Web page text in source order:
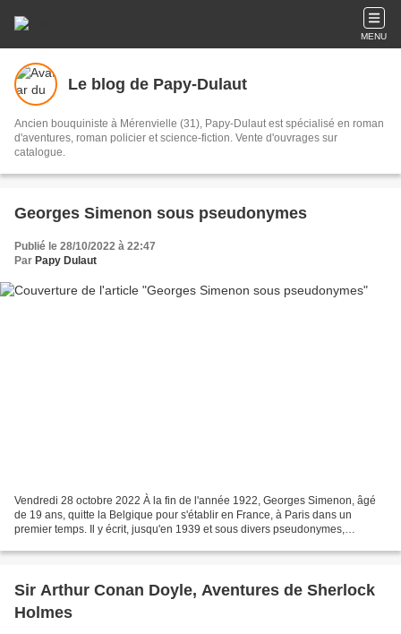
MENU
Le blog de Papy-Dulaut
Ancien bouquiniste à Mérenvielle (31), Papy-Dulaut est spécialisé en roman
d'aventures, roman policier et science-fiction. Vente d'ouvrages sur
catalogue.
Georges Simenon sous pseudonymes
Publié le 28/10/2022 à 22:47
Par Papy Dulaut
Vendredi 28 octobre 2022 À la fin de l'année 1922, Georges Simenon, âgé
de 19 ans, quitte la Belgique pour s'établir en France, à Paris dans un
premier temps. Il y écrit, jusqu'en 1939 et sous divers pseudonymes,
Sir Arthur Conan Doyle, Aventures de Sherlock
Holmes